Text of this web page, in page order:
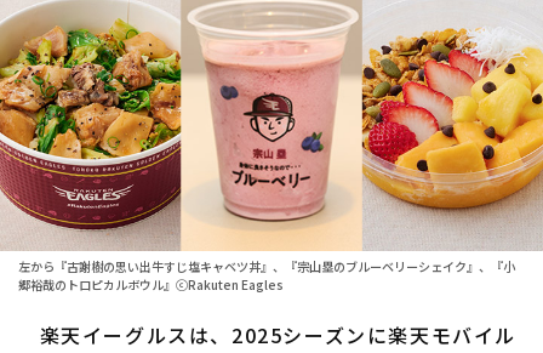
動画
日程・結果
順位表･成績
1軍公式戦
ファーム東地区
ファーム中地区
選手名鑑
選手名鑑トップ
北海道日本ハムファイターズ
ニュース
左から『古謝樹の思い出牛すじ塩キャベツ丼』、『宗山塁のブルーベリーシェイク』、『小
郷裕哉のトロピカルボウル』ⓒRakuten Eagles
楽天イーグルスは、2025シーズンに楽天モバイル